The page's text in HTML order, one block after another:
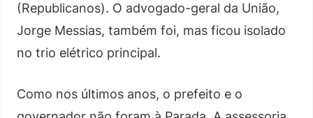
(Republicanos). O advogado-geral da União,
Jorge Messias, também foi, mas ficou isolado
no trio elétrico principal.
Como nos últimos anos, o prefeito e o